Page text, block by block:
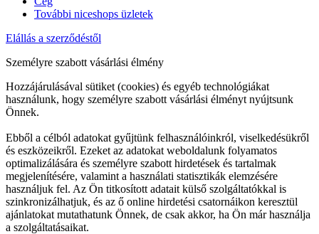
További niceshops üzletek
Elállás a szerződéstől
Személyre szabott vásárlási élmény
Hozzájárulásával sütiket (cookies) és egyéb technológiákat
használunk, hogy személyre szabott vásárlási élményt nyújtsunk
Önnek.
Ebből a célból adatokat gyűjtünk felhasználóinkról, viselkedésükről
és eszközeikről. Ezeket az adatokat weboldalunk folyamatos
optimalizálására és személyre szabott hirdetések és tartalmak
megjelenítésére, valamint a használati statisztikák elemzésére
használjuk fel. Az Ön titkosított adatait külső szolgáltatókkal is
szinkronizálhatjuk, és az ő online hirdetési csatornáikon keresztül
ajánlatokat mutathatunk Önnek, de csak akkor, ha Ön már használja
a szolgáltatásaikat.